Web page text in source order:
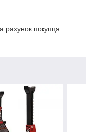
рахунок покупця